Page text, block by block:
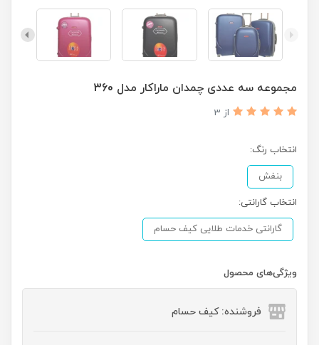
مجموعه سه عددی چمدان ماراکار مدل 360
از 3
انتخاب رنگ:
بنفش
انتخاب گارانتی:
گارانتی خدمات طلایی کیف حسام
ویژگی‌های محصول
فروشنده: کیف حسام